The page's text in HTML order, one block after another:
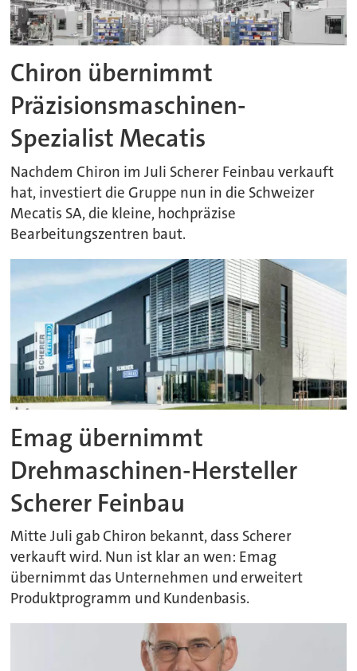
Chiron übernimmt
Präzisionsmaschinen-
Spezialist Mecatis
Nachdem Chiron im Juli Scherer Feinbau verkauft
hat, investiert die Gruppe nun in die Schweizer
Mecatis SA, die kleine, hochpräzise
Bearbeitungszentren baut.
Emag übernimmt
Drehmaschinen-Hersteller
Scherer Feinbau
Mitte Juli gab Chiron bekannt, dass Scherer
verkauft wird. Nun ist klar an wen: Emag
übernimmt das Unternehmen und erweitert
Produktprogramm und Kundenbasis.